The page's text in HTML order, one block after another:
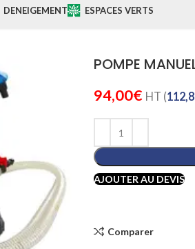
DENEIGEMENT ESPACES VERTS
POMPE
94,00€ HT (
AJOUTER AU DEVIS
Comparer